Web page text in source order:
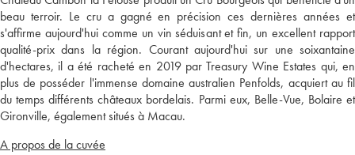
beau terroir. Le cru a gagné en précision ces dernières années et
s'affirme aujourd'hui comme un vin séduisant et fin, un excellent rapport
qualité-prix dans la région. Courant aujourd'hui sur une soixantaine
d'hectares, il a été racheté en 2019 par Treasury Wine Estates qui, en
plus de posséder l'immense domaine australien Penfolds, acquiert au fil
du temps différents châteaux bordelais. Parmi eux, Belle-Vue, Bolaire et
Gironville, également situés à Macau.
A propos de la cuvée